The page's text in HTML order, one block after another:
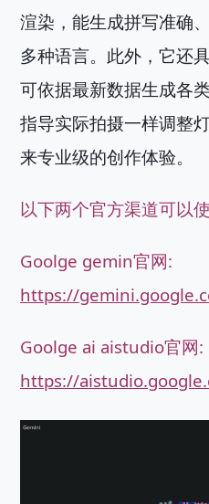
渲染，能生成拼写准确
多种语言。此外，它还
可依据最新数据生成各
指导实际拍摄一样调整
来专业级的创作体验。
以下两个官方渠道可以
Goolge gemin官网:
https://
Goolge ai aistudio官网:
https://